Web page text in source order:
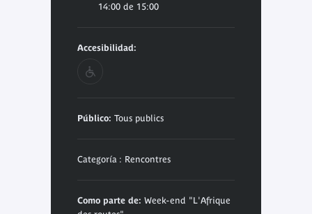
14:00 de 15:00
Accesibilidad:
Público: Tous publics
Categoría : Rencontres
Como parte de: Week-end "L'Afrique